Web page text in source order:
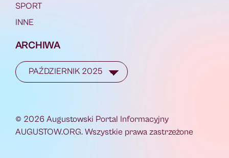
SPORT
INNE
ARCHIWA
© 2026 Augustowski Portal Informacyjny
AUGUSTOW.ORG. Wszystkie prawa zastrzeżone